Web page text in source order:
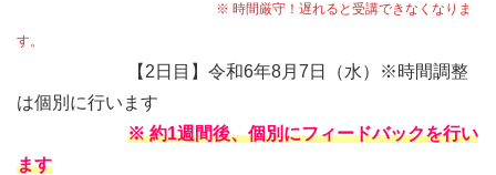
※ 時間厳守！遅れると受講できなくなりま
す。
【2日目】令和6年8月7日（水）※時間調整
は個別に行います
※ 約1週間後、個別にフィードバックを行い
ます